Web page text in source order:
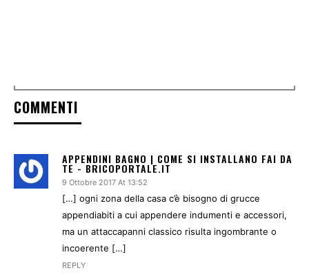
COMMENTI
APPENDINI BAGNO | COME SI INSTALLANO FAI DA
TE - BRICOPORTALE.IT
9 Ottobre 2017 At 13:52
[…] ogni zona della casa c’è bisogno di grucce
appendiabiti a cui appendere indumenti e accessori,
ma un attaccapanni classico risulta ingombrante o
incoerente […]
REPLY